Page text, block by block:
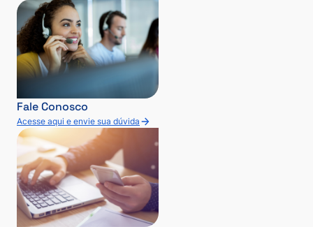
Fale Conosco
Acesse aqui e envie sua dúvida